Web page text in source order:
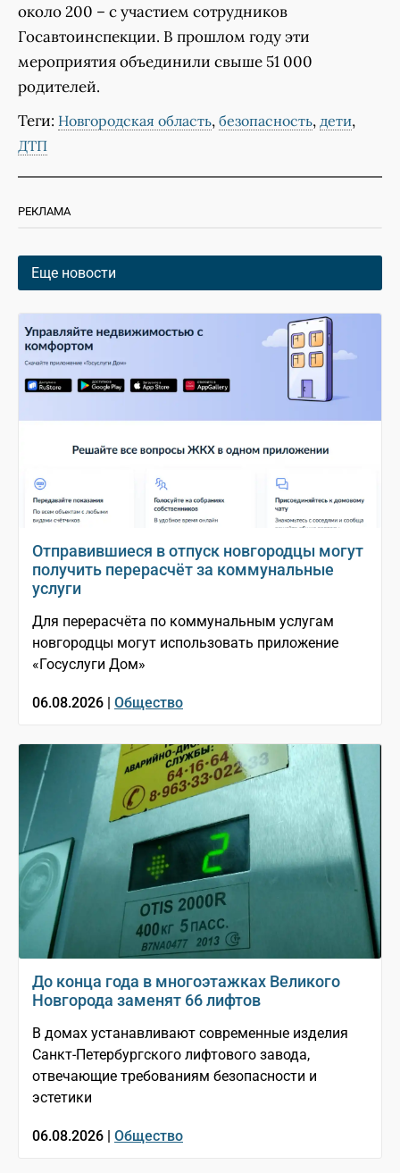
около 200 – с участием сотрудников
Госавтоинспекции. В прошлом году эти
мероприятия объединили свыше 51 000
родителей.
Теги: Новгородская область, безопасность, дети,
ДТП
РЕКЛАМА
Еще новости
Отправившиеся в отпуск новгородцы могут
получить перерасчёт за коммунальные
услуги
Для перерасчёта по коммунальным услугам
новгородцы могут использовать приложение
«Госуслуги Дом»
06.08.2026 | Общество
До конца года в многоэтажках Великого
Новгорода заменят 66 лифтов
В домах устанавливают современные изделия
Санкт-Петербургского лифтового завода,
отвечающие требованиям безопасности и
эстетики
06.08.2026 | Общество